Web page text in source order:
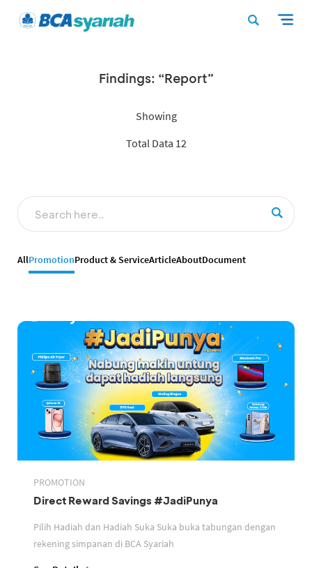
Findings: “Report”
Showing
Total Data 12
AllPromotionProduct & ServiceArticleAboutDocument
PROMOTION
Direct Reward Savings #JadiPunya
Pilih Hadiah dan Hadiah Suka Suka buka tabungan dengan
rekening simpanan di BCA Syariah